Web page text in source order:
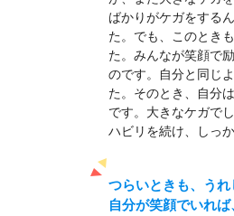
ばかりがケガをする
た。でも、このとき
た。みんなが笑顔で
のです。自分と同じ
た。そのとき、自分
です。大きなケガで
ハビリを続け、しっ
つらいときも、う
自分が笑顔でいれ